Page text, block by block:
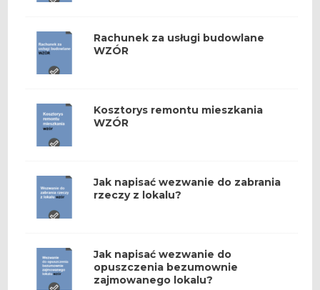
Rachunek za usługi budowlane
WZÓR
Kosztorys remontu mieszkania
WZÓR
Jak napisać wezwanie do zabrania
rzeczy z lokalu?
Jak napisać wezwanie do
opuszczenia bezumownie
zajmowanego lokalu?